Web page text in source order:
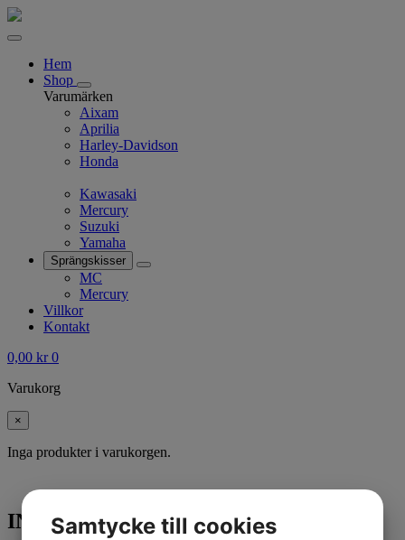
Hem
Shop
Varumärken
Aixam
Aprilia
Harley-Davidson
Honda
Kawasaki
Mercury
Suzuki
Yamaha
Sprängskisser
MC
Mercury
Villkor
Kontakt
0,00 kr 0
Varukorg
×
Inga produkter i varukorgen.
INSERTSamtycke till cookies